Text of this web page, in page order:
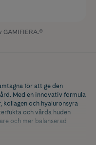
GAMIFIERA.®
för att ge den
Med en innovativ formula
och hyaluronsyra
och vårda huden
och mer balanserad